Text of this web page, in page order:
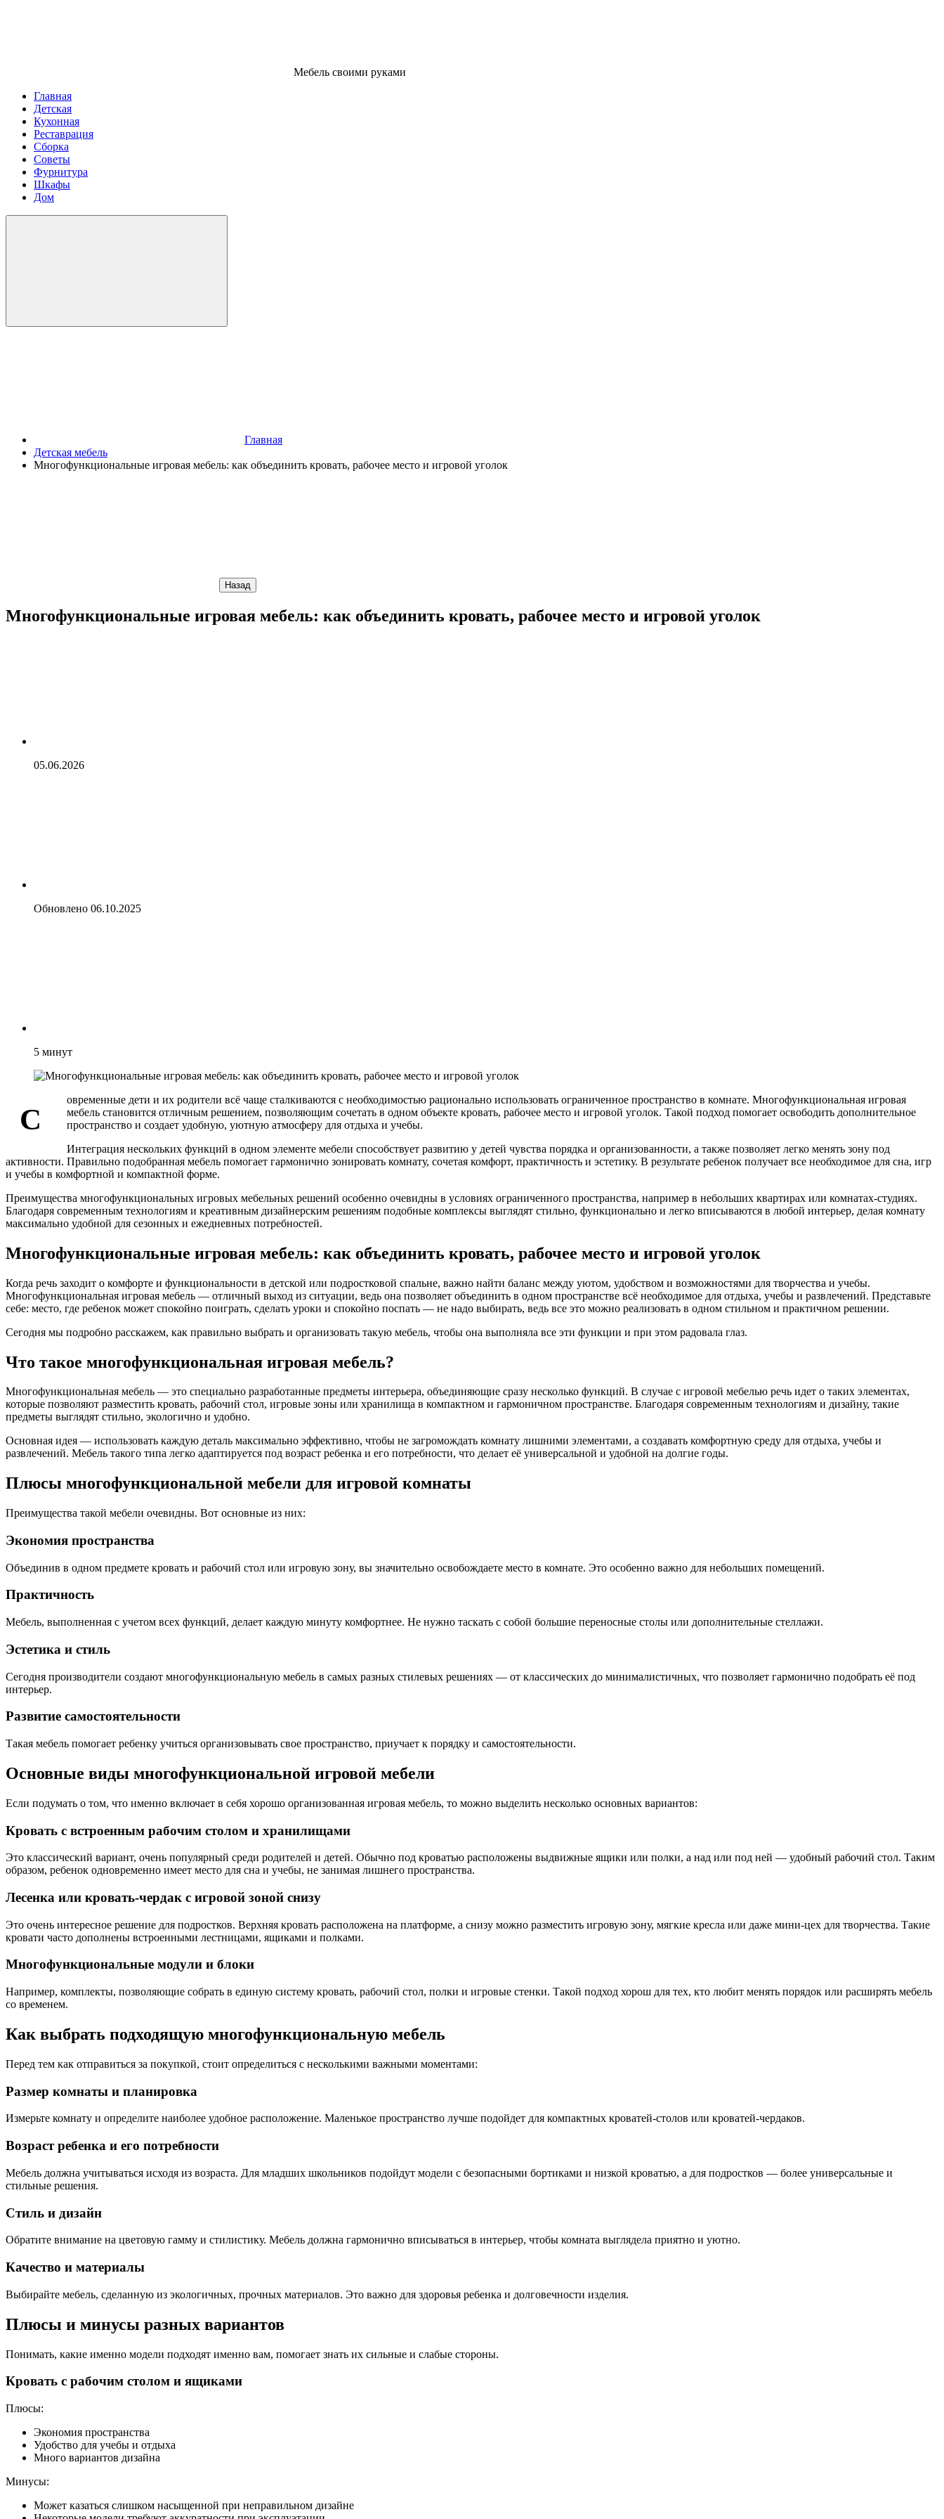
Мебель своими руками
Главная
Детская
Кухонная
Реставрация
Сборка
Советы
Фурнитура
Шкафы
Дом
Главная
Детская мебель
Многофункциональные игровая мебель: как объединить кровать, рабочее место и игровой уголок
Назад
Многофункциональные игровая мебель: как объединить кровать, рабочее место и игровой уголок
05.06.2026
Обновлено 06.10.2025
5 минут
С
овременные дети и их родители всё чаще сталкиваются с необходимостью рационально использовать ограниченное пространство в комнате. Многофункциональная игровая
мебель становится отличным решением, позволяющим сочетать в одном объекте кровать, рабочее место и игровой уголок. Такой подход помогает освободить дополнительное
пространство и создает удобную, уютную атмосферу для отдыха и учебы.
Интеграция нескольких функций в одном элементе мебели способствует развитию у детей чувства порядка и организованности, а также позволяет легко менять зону под
активности. Правильно подобранная мебель помогает гармонично зонировать комнату, сочетая комфорт, практичность и эстетику. В результате ребенок получает все необходимое для сна, игр
и учебы в комфортной и компактной форме.
Преимущества многофункциональных игровых мебельных решений особенно очевидны в условиях ограниченного пространства, например в небольших квартирах или комнатах-студиях.
Благодаря современным технологиям и креативным дизайнерским решениям подобные комплексы выглядят стильно, функционально и легко вписываются в любой интерьер, делая комнату
максимально удобной для сезонных и ежедневных потребностей.
Многофункциональные игровая мебель: как объединить кровать, рабочее место и игровой уголок
Когда речь заходит о комфорте и функциональности в детской или подростковой спальне, важно найти баланс между уютом, удобством и возможностями для творчества и учебы.
Многофункциональная игровая мебель — отличный выход из ситуации, ведь она позволяет объединить в одном пространстве всё необходимое для отдыха, учебы и развлечений. Представьте
себе: место, где ребенок может спокойно поиграть, сделать уроки и спокойно поспать — не надо выбирать, ведь все это можно реализовать в одном стильном и практичном решении.
Сегодня мы подробно расскажем, как правильно выбрать и организовать такую мебель, чтобы она выполняла все эти функции и при этом радовала глаз.
Что такое многофункциональная игровая мебель?
Многофункциональная мебель — это специально разработанные предметы интерьера, объединяющие сразу несколько функций. В случае с игровой мебелью речь идет о таких элементах,
которые позволяют разместить кровать, рабочий стол, игровые зоны или хранилища в компактном и гармоничном пространстве. Благодаря современным технологиям и дизайну, такие
предметы выглядят стильно, экологично и удобно.
Основная идея — использовать каждую деталь максимально эффективно, чтобы не загромождать комнату лишними элементами, а создавать комфортную среду для отдыха, учебы и
развлечений. Мебель такого типа легко адаптируется под возраст ребенка и его потребности, что делает её универсальной и удобной на долгие годы.
Плюсы многофункциональной мебели для игровой комнаты
Преимущества такой мебели очевидны. Вот основные из них:
Экономия пространства
Объединив в одном предмете кровать и рабочий стол или игровую зону, вы значительно освобождаете место в комнате. Это особенно важно для небольших помещений.
Практичность
Мебель, выполненная с учетом всех функций, делает каждую минуту комфортнее. Не нужно таскать с собой большие переносные столы или дополнительные стеллажи.
Эстетика и стиль
Сегодня производители создают многофункциональную мебель в самых разных стилевых решениях — от классических до минималистичных, что позволяет гармонично подобрать её под
интерьер.
Развитие самостоятельности
Такая мебель помогает ребенку учиться организовывать свое пространство, приучает к порядку и самостоятельности.
Основные виды многофункциональной игровой мебели
Если подумать о том, что именно включает в себя хорошо организованная игровая мебель, то можно выделить несколько основных вариантов:
Кровать с встроенным рабочим столом и хранилищами
Это классический вариант, очень популярный среди родителей и детей. Обычно под кроватью расположены выдвижные ящики или полки, а над или под ней — удобный рабочий стол. Таким
образом, ребенок одновременно имеет место для сна и учебы, не занимая лишнего пространства.
Лесенка или кровать-чердак с игровой зоной снизу
Это очень интересное решение для подростков. Верхняя кровать расположена на платформе, а снизу можно разместить игровую зону, мягкие кресла или даже мини-цех для творчества. Такие
кровати часто дополнены встроенными лестницами, ящиками и полками.
Многофункциональные модули и блоки
Например, комплекты, позволяющие собрать в единую систему кровать, рабочий стол, полки и игровые стенки. Такой подход хорош для тех, кто любит менять порядок или расширять мебель
со временем.
Как выбрать подходящую многофункциональную мебель
Перед тем как отправиться за покупкой, стоит определиться с несколькими важными моментами:
Размер комнаты и планировка
Измерьте комнату и определите наиболее удобное расположение. Маленькое пространство лучше подойдет для компактных кроватей-столов или кроватей-чердаков.
Возраст ребенка и его потребности
Мебель должна учитываться исходя из возраста. Для младших школьников подойдут модели с безопасными бортиками и низкой кроватью, а для подростков — более универсальные и
стильные решения.
Стиль и дизайн
Обратите внимание на цветовую гамму и стилистику. Мебель должна гармонично вписываться в интерьер, чтобы комната выглядела приятно и уютно.
Качество и материалы
Выбирайте мебель, сделанную из экологичных, прочных материалов. Это важно для здоровья ребенка и долговечности изделия.
Плюсы и минусы разных вариантов
Понимать, какие именно модели подходят именно вам, помогает знать их сильные и слабые стороны.
Кровать с рабочим столом и ящиками
Плюсы:
Экономия пространства
Удобство для учебы и отдыха
Много вариантов дизайна
Минусы:
Может казаться слишком насыщенной при неправильном дизайне